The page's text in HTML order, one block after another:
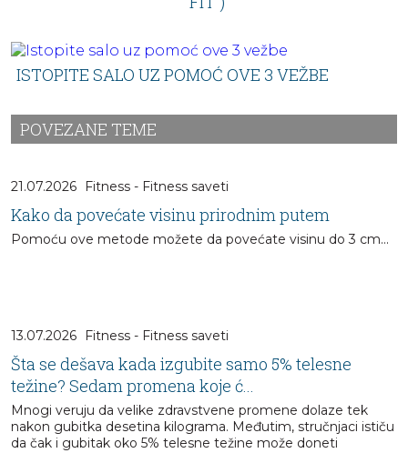
ISTOPITE SALO UZ POMOĆ OVE 3 VEŽBE
POVEZANE TEME
21.07.2026 Fitness - Fitness saveti
Kako da povećate visinu prirodnim putem
Pomoću ove metode možete da povećate visinu do 3 cm...
13.07.2026 Fitness - Fitness saveti
Šta se dešava kada izgubite samo 5% telesne
težine? Sedam promena koje ć...
Mnogi veruju da velike zdravstvene promene dolaze tek
nakon gubitka desetina kilograma. Međutim, stručnjaci ističu
da čak i gubitak oko 5% telesne težine može doneti